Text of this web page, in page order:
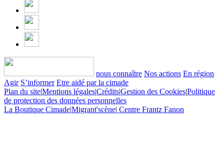
nous connaître Nos actions En région
Agir S’informer Etre aidé par la cimade
Plan du site|Mentions légales|Crédits|Gestion des Cookies|Politique
de protection des données personnelles
La Boutique Cimade|Migrant'scène| Centre Frantz Fanon